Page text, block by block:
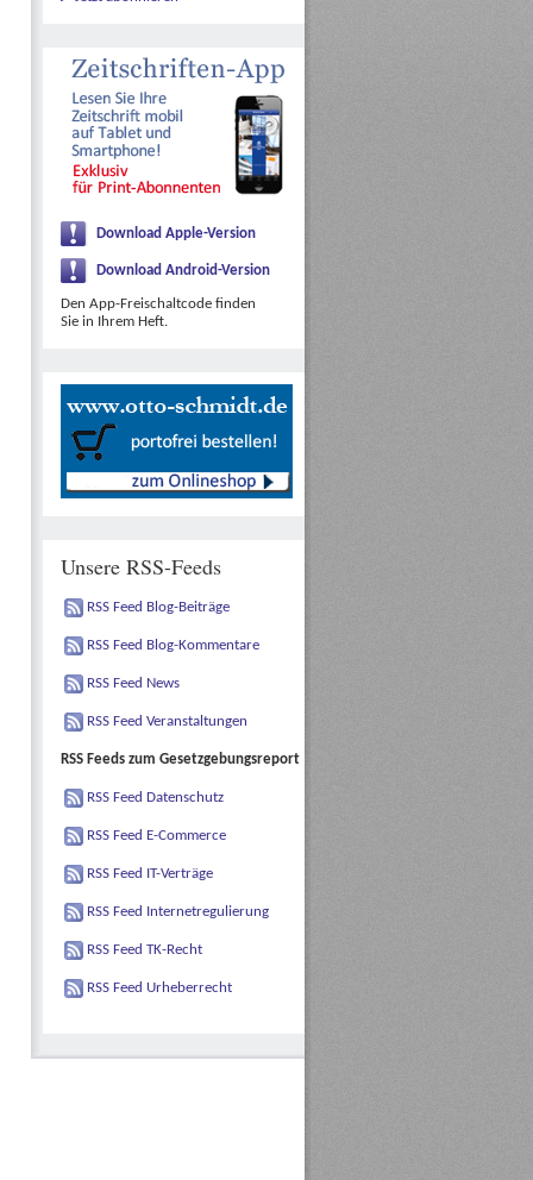
Download Apple-Version
Download Android-Version
Den App-Freischaltcode finden
Sie in Ihrem Heft.
Unsere RSS-Feeds
RSS Feed Blog-Beiträge
RSS Feed Blog-Kommentare
RSS Feed News
RSS Feed Veranstaltungen
RSS Feeds zum Gesetzgebungsreport
RSS Feed Datenschutz
RSS Feed E-Commerce
RSS Feed IT-Verträge
RSS Feed Internetregulierung
RSS Feed TK-Recht
RSS Feed Urheberrecht